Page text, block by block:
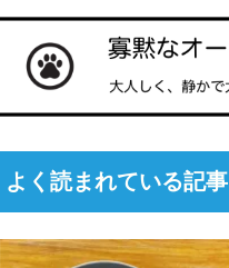
よく読まれている記事